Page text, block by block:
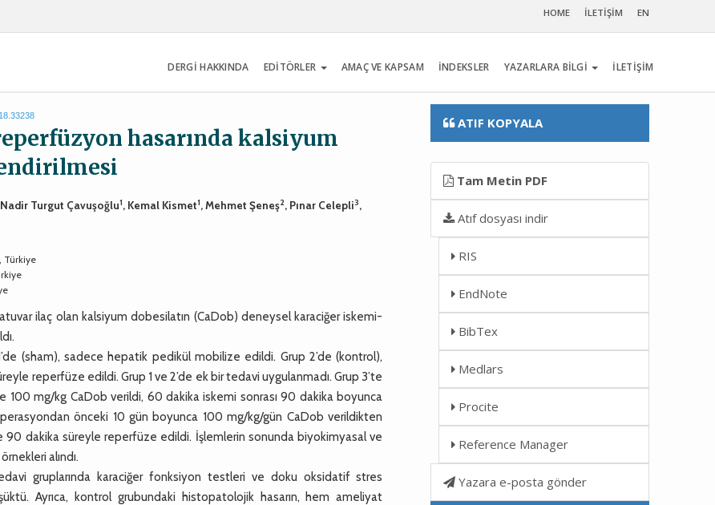
HOME İLETİŞİM EN
DERGİ HAKKINDA EDİTÖRLER AMAÇ VE KAPSAM İNDEKSLER YAZARLARA BİLGİ İLETİŞİM
hasarında kalsiyum
Nadir Turgut Çavuşoğlu1, Kemal Kismet1, Mehmet Şeneş2, Pınar Celepli3,
Türkiye
ilaç olan kalsiyum dobesilatın (CaDob) deneysel karaciğer iskemi-
1’de (sham), sadece hepatik pedikül mobilize edildi. Grup 2’de (kontrol),
reperfüze edildi. Grup 1 ve 2’de ek bir tedavi uygulanmadı. Grup 3’te
mg/kg CaDob verildi, 60 dakika iskemi sonrası 90 dakika boyunca
önceki 10 gün boyunca 100 mg/kg/gün CaDob verildikten
dakika süreyle reperfüze edildi. İşlemlerin sonunda biyokimyasal ve
alındı.
gruplarında karaciğer fonksiyon testleri ve doku oksidatif stres
Ayrıca, kontrol grubundaki histopatolojik hasarın, hem ameliyat
ATIF KOPYALA
Tam Metin PDF
Atıf dosyası indir
RIS
EndNote
BibTex
Medlars
Procite
Reference Manager
Yazara e-posta gönder